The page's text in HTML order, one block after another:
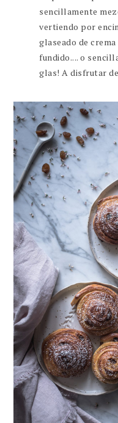
sencillamente
vertiendo por
glaseado de
fundido.... o
glas! A disfrutar